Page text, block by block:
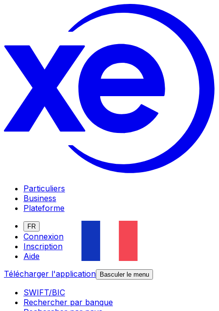
Particuliers
Business
Plateforme
FR
Connexion
Inscription
Aide
Télécharger l'application
Basculer le menu
SWIFT/BIC
Rechercher par banque